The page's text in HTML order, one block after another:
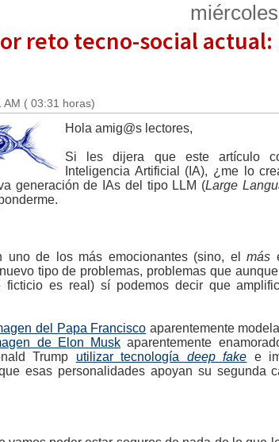
reto tecno-social
( 03:31 horas)
Hola amig@s lectores,
Si les dijera que este artículo
Inteligencia Artificial (IA), ¿me lo
generación de IAs del tipo LLM (Large
uno de los más emocionantes (sino, el más
tipo de problemas, problemas que
es real) sí podemos decir que
del Papa Francisco aparentemente
de Elon Musk aparentemente
Trump utilizar tecnología deep fake e
esas personalidades apoyan su segunda